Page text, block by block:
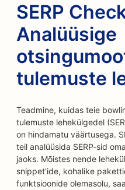
SERP
Analüüsige
tulemuste
Teadmine, kuidas teie
tulemuste lehekülgedel
on hindamatu väärtusega.
teil analüüsida SERP-sid
jaoks. Mõistes nende
snippet'ide, kohalike
funktsioonide olemasolu,